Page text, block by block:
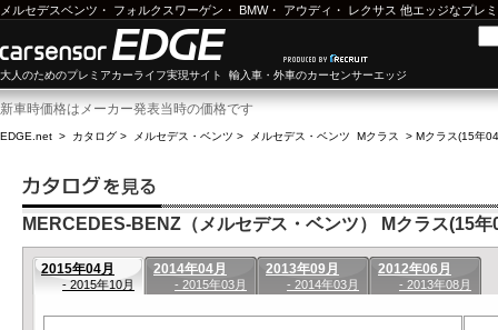
メルセデスベンツ ・ フォルクスワーゲン ・ BMW・ アウディ ・ レクサス 他エッジなプレ
大人のためのプレミアカーライフ実現サイト 輸入車・外車のカーセンサーエッジ
新車時価格はメーカー発表当時の価格です
EDGE.net > カタログ > メルセデス・ベンツ > メルセデス・ベンツ Mクラス > Mクラス(15年
MERCEDES-BENZ（メルセデス・ベンツ） Mクラス(15
2015年04月
- 2015年10月
2014年04月
- 2015年03月
2013年09月
- 2014年03月
2012年06月
- 2013年08月